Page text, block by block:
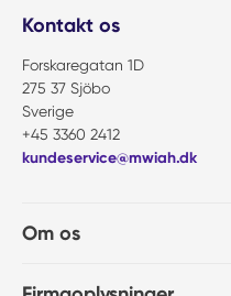
Kontakt os
Forskaregatan 1D
275 37 Sjöbo
Sverige
+45 3360 2412
kundeservice@mwiah.dk
Om os